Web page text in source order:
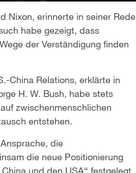
Nixon, erinnerte in seiner Rede
habe gezeigt, dass
der Verständigung finden
China Relations, erklärte in
H. W. Bush, habe stets
zwischenmenschlichen
entstehen.
die
die neue Positionierung
und den USA“ festgelegt.